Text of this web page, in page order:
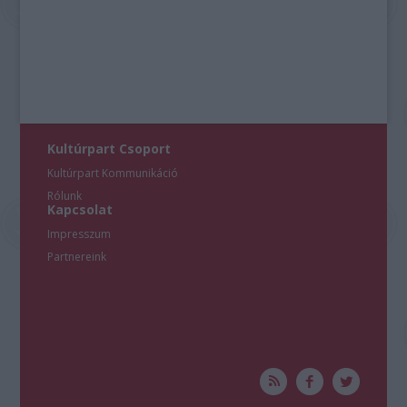
Kultúrpart Csoport
Kultúrpart Kommunikáció
Rólunk
Kapcsolat
Impresszum
Partnereink